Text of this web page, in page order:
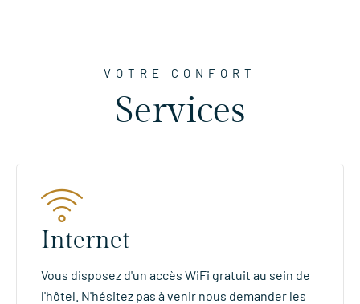
VOTRE CONFORT
Services
Internet
Vous disposez d'un accès WiFi gratuit au sein de
l'hôtel. N'hésitez pas à venir nous demander les